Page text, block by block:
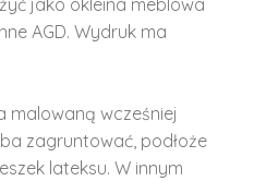
jako okleina meblowa
AGD. Wydruk ma
malowaną wcześniej
zagruntować, podłoże
lateksu. W innym